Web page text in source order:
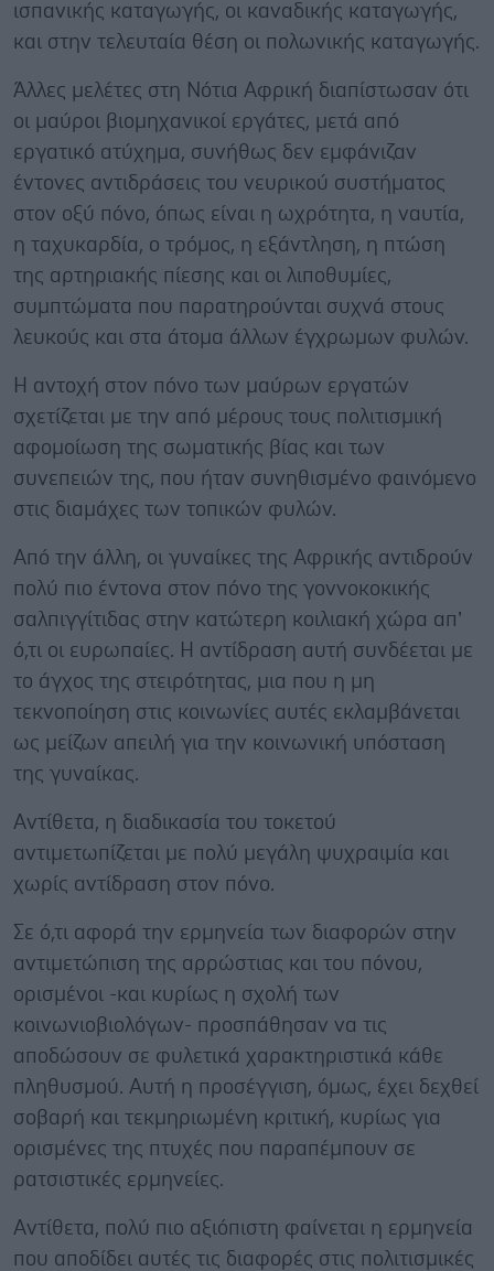
ισπανικής καταγωγής, οι καναδικής καταγωγής,
και στην τελευταία θέση οι πολωνικής καταγωγής.
Άλλες μελέτες στη Νότια Αφρική διαπίστωσαν ότι
οι μαύροι βιομηχανικοί εργάτες, μετά από
εργατικό ατύχημα, συνήθως δεν εμφάνιζαν
έντονες αντιδράσεις του νευρικού συστήματος
στον οξύ πόνο, όπως είναι η ωχρότητα, η ναυτία,
η ταχυκαρδία, ο τρόμος, η εξάντληση, η πτώση
της αρτηριακής πίεσης και οι λιποθυμίες,
συμπτώματα που παρατηρούνται συχνά στους
λευκούς και στα άτομα άλλων έγχρωμων φυλών.
Η αντοχή στον πόνο των μαύρων εργατών
σχετίζεται με την από μέρους τους πολιτισμική
αφομοίωση της σωματικής βίας και των
συνεπειών της, που ήταν συνηθισμένο φαινόμενο
στις διαμάχες των τοπικών φυλών.
Από την άλλη, οι γυναίκες της Αφρικής αντιδρούν
πολύ πιο έντονα στον πόνο της γοννοκοκικής
σαλπιγγίτιδας στην κατώτερη κοιλιακή χώρα απ’
ό,τι οι ευρωπαίες. Η αντίδραση αυτή συνδέεται με
το άγχος της στειρότητας, μια που η μη
τεκνοποίηση στις κοινωνίες αυτές εκλαμβάνεται
ως μείζων απειλή για την κοινωνική υπόσταση
της γυναίκας.
Αντίθετα, η διαδικασία του τοκετού
αντιμετωπίζεται με πολύ μεγάλη ψυχραιμία και
χωρίς αντίδραση στον πόνο.
Σε ό,τι αφορά την ερμηνεία των διαφορών στην
αντιμετώπιση της αρρώστιας και του πόνου,
ορισμένοι -και κυρίως η σχολή των
κοινωνιοβιολόγων- προσπάθησαν να τις
αποδώσουν σε φυλετικά χαρακτηριστικά κάθε
πληθυσμού. Αυτή η προσέγγιση, όμως, έχει δεχθεί
σοβαρή και τεκμηριωμένη κριτική, κυρίως για
ορισμένες της πτυχές που παραπέμπουν σε
ρατσιστικές ερμηνείες.
Αντίθετα, πολύ πιο αξιόπιστη φαίνεται η ερμηνεία
που αποδίδει αυτές τις διαφορές στις πολιτισμικές